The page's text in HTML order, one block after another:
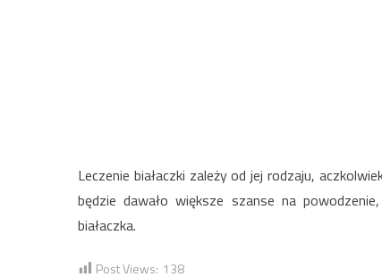
Leczenie białaczki zależy od jej rodzaju,
będzie dawało większe szanse na
białaczka.
Post Views: 138